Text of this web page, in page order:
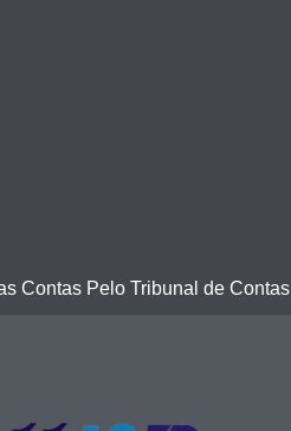
Contas Pelo Tribunal de Contas